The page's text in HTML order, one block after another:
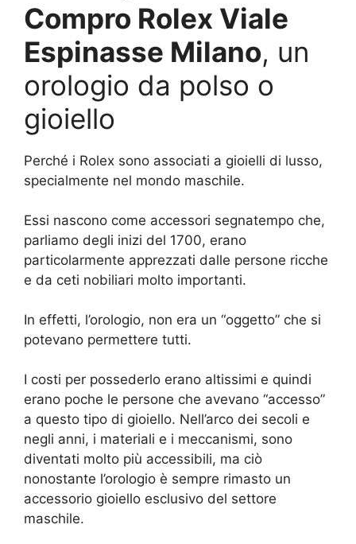
Compro Rolex Viale
Espinasse Milano, un
orologio da polso o
gioiello
Perché i Rolex sono associati a gioielli di lusso,
specialmente nel mondo maschile.
Essi nascono come accessori segnatempo che,
parliamo degli inizi del 1700, erano
particolarmente apprezzati dalle persone ricche
e da ceti nobiliari molto importanti.
In effetti, l’orologio, non era un “oggetto” che si
potevano permettere tutti.
I costi per possederlo erano altissimi e quindi
erano poche le persone che avevano “accesso”
a questo tipo di gioiello. Nell’arco dei secoli e
negli anni, i materiali e i meccanismi, sono
diventati molto più accessibili, ma ciò
nonostante l’orologio è sempre rimasto un
accessorio gioiello esclusivo del settore
maschile.